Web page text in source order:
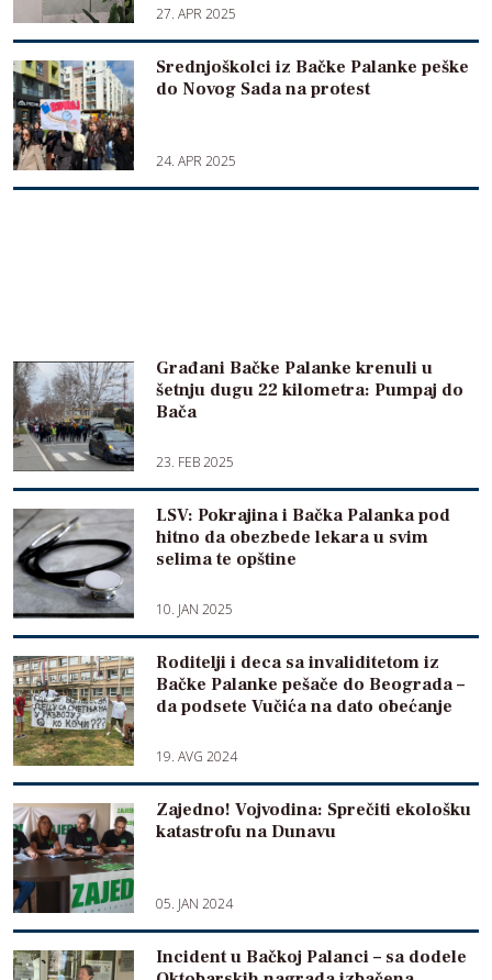
27. APR 2025
Srednjoškolci iz Bačke Palanke peške
do Novog Sada na protest
24. APR 2025
Građani Bačke Palanke krenuli u
šetnju dugu 22 kilometra: Pumpaj do
Bača
23. FEB 2025
LSV: Pokrajina i Bačka Palanka pod
hitno da obezbede lekara u svim
selima te opštine
10. JAN 2025
Roditelji i deca sa invaliditetom iz
Bačke Palanke pešače do Beograda –
da podsete Vučića na dato obećanje
19. AVG 2024
Zajedno! Vojvodina: Sprečiti ekološku
katastrofu na Dunavu
05. JAN 2024
Incident u Bačkoj Palanci – sa dodele